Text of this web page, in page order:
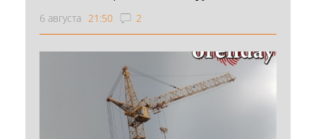
6 августа 21:50 2